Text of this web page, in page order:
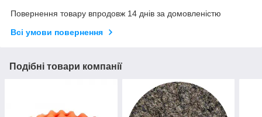
Повернення товару впродовж 14 днів за домовленістю
Всі умови повернення
Подібні товари компанії